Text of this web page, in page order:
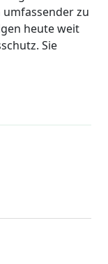
zu
heute weit
Sie